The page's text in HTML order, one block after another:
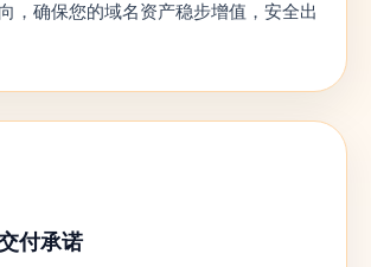
，确保您的域名资产稳步增值，安全出
付承诺